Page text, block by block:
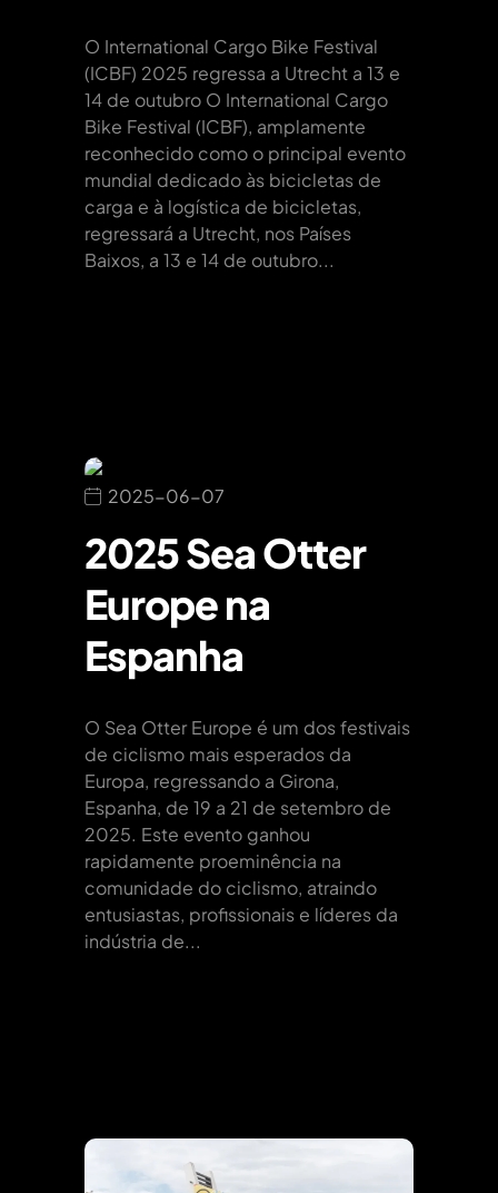
O International Cargo Bike Festival
(ICBF) 2025 regressa a Utrecht a 13 e
14 de outubro O International Cargo
Bike Festival (ICBF), amplamente
reconhecido como o principal evento
mundial dedicado às bicicletas de
carga e à logística de bicicletas,
regressará a Utrecht, nos Países
Baixos, a 13 e 14 de outubro...
2025-06-07
2025 Sea Otter
Europe na
Espanha
O Sea Otter Europe é um dos festivais
de ciclismo mais esperados da
Europa, regressando a Girona,
Espanha, de 19 a 21 de setembro de
2025. Este evento ganhou
rapidamente proeminência na
comunidade do ciclismo, atraindo
entusiastas, profissionais e líderes da
indústria de...